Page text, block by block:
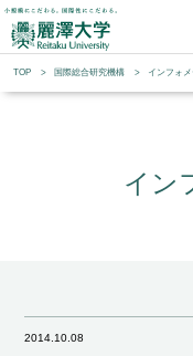
TOP 国際総合研究機構 インフォ
イン
2014.10.08